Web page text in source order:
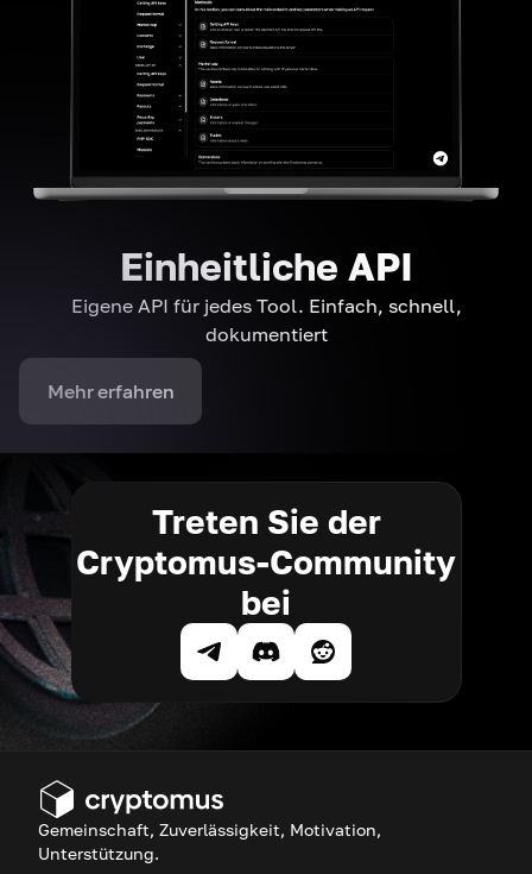
Einheitliche API
Eigene API für jedes Tool. Einfach, schnell,
dokumentiert
Mehr erfahren
Treten Sie der
Cryptomus-Community
bei
Gemeinschaft, Zuverlässigkeit, Motivation,
Unterstützung.